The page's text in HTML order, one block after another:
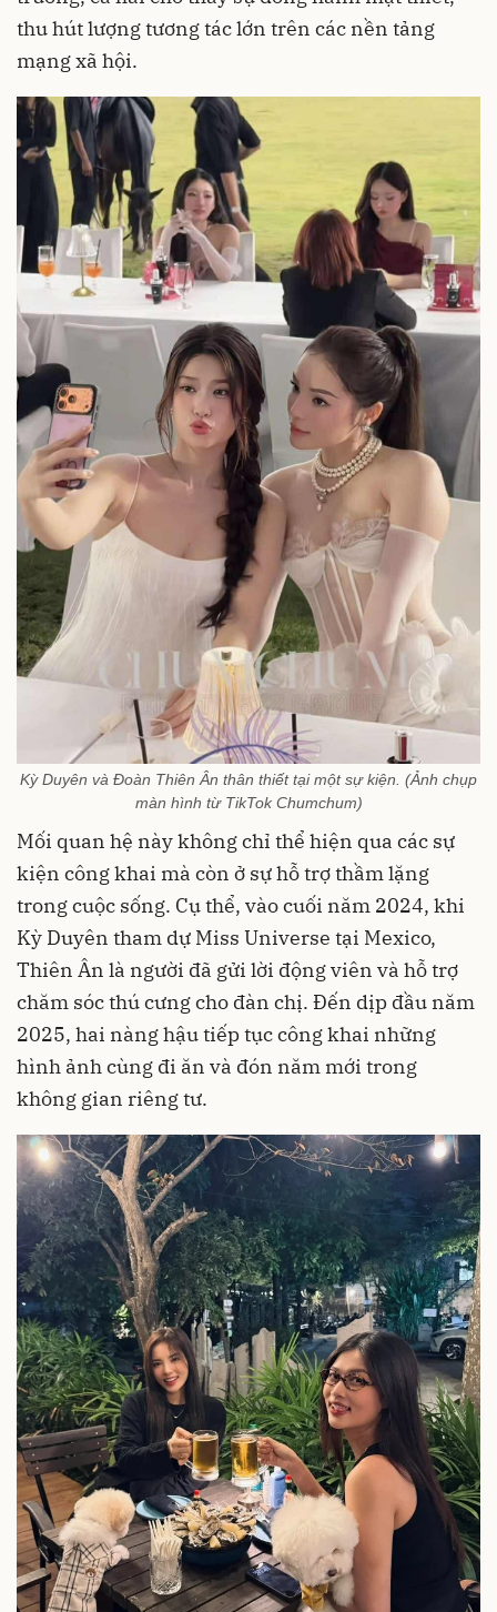
thu hút lượng tương tác lớn trên các nền tảng
mạng xã hội.
Kỳ Duyên và Đoàn Thiên Ân thân thiết tại một sự kiện. (Ảnh chụp
màn hình từ TikTok Chumchum)
Mối quan hệ này không chỉ thể hiện qua các sự
kiện công khai mà còn ở sự hỗ trợ thầm lặng
trong cuộc sống. Cụ thể, vào cuối năm 2024, khi
Kỳ Duyên tham dự Miss Universe tại Mexico,
Thiên Ân là người đã gửi lời động viên và hỗ trợ
chăm sóc thú cưng cho đàn chị. Đến dịp đầu năm
2025, hai nàng hậu tiếp tục công khai những
hình ảnh cùng đi ăn và đón năm mới trong
không gian riêng tư.